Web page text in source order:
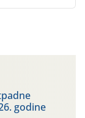
godine